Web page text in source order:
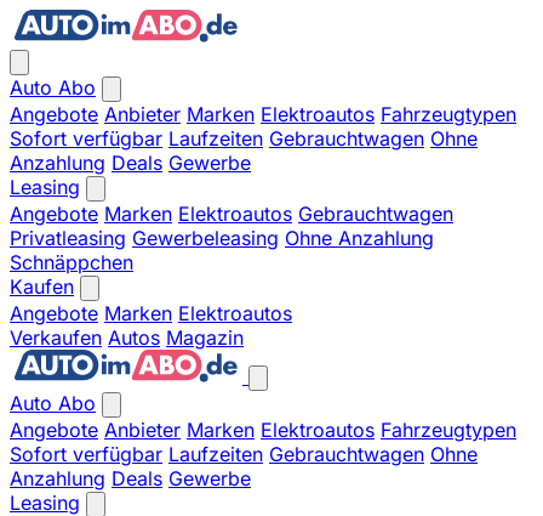
Auto Abo
Angebote Anbieter Marken Elektroautos Fahrzeugtypen
Sofort verfügbar Laufzeiten Gebrauchtwagen Ohne
Anzahlung Deals Gewerbe
Leasing
Angebote Marken Elektroautos Gebrauchtwagen
Privatleasing Gewerbeleasing Ohne Anzahlung
Schnäppchen
Kaufen
Angebote Marken Elektroautos
Verkaufen Autos Magazin
Auto Abo
Angebote Anbieter Marken Elektroautos Fahrzeugtypen
Sofort verfügbar Laufzeiten Gebrauchtwagen Ohne
Anzahlung Deals Gewerbe
Leasing